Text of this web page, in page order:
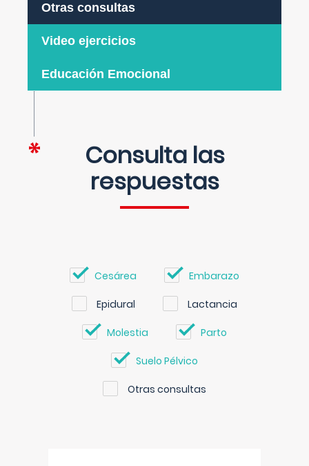
Otras consultas
Video ejercicios
Educación Emocional
Consulta las
respuestas
Cesárea Embarazo
Epidural Lactancia
Molestia Parto
Suelo Pélvico
Otras consultas